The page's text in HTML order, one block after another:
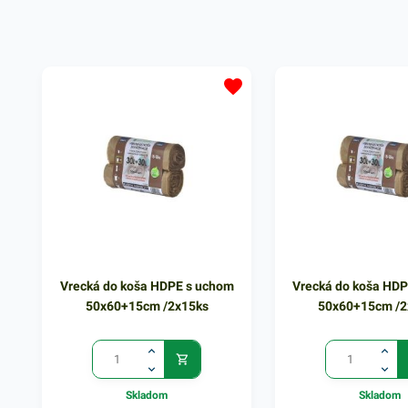
Vrecká do koša HDPE s uchom
50x60+15cm /2x15ks
Skladom
Vrecká do koša
50x60+15cm /
Skladom